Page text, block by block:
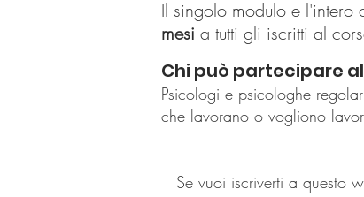
Il singolo modulo e l'intero
mesi a tutti gli iscritti al
Chi può partecipare
Psicologi e psicologhe
che lavorano o vogliono
Se vuoi iscriverti a questo